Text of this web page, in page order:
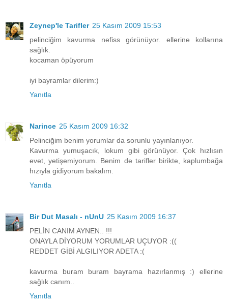
Zeynep'le Tarifler 25 Kasım 2009 15:53
pelinciğim kavurma nefiss görünüyor. ellerine kollarına
sağlık.
kocaman öpüyorum
iyi bayramlar dilerim:)
Yanıtla
Narince 25 Kasım 2009 16:32
Pelinciğim benim yorumlar da sorunlu yayınlanıyor.
Kavurma yumuşacık, lokum gibi görünüyor. Çok hızlısın
evet, yetişemiyorum. Benim de tarifler birikte, kaplumbağa
hızıyla gidiyorum bakalım.
Yanıtla
Bir Dut Masalı - nUnU 25 Kasım 2009 16:37
PELİN CANIM AYNEN.. !!!
ONAYLA DİYORUM YORUMLAR UÇUYOR :((
REDDET GİBİ ALGILIYOR ADETA :(
kavurma buram buram bayrama hazırlanmış :) ellerine
sağlık canım..
Yanıtla